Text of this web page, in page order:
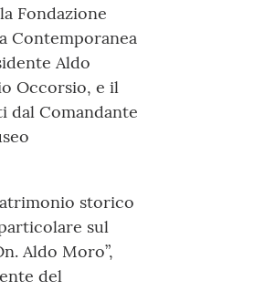
Fondazione
Contemporanea
Aldo
Occorsio, e il
dal Comandante
storico
sul
Aldo Moro”,
del